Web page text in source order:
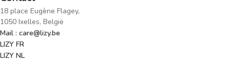
18 place Eugène Flagey,
1050 Ixelles, België
Mail : care@lizy.be
LIZY FR
LIZY NL